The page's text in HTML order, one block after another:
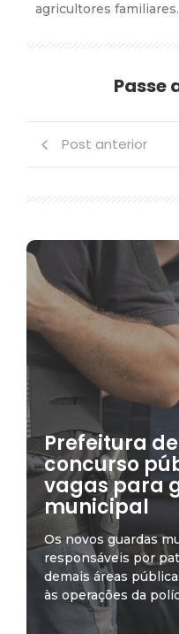
agricultores familiares.
Passe
Post anterior
Prefeitura
concurso
vagas para
municipal
Os novos guardas
responsáveis por
demais áreas
às operações da